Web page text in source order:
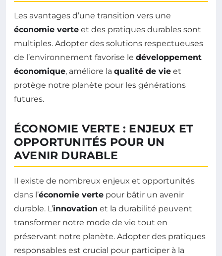
Les avantages d’une transition vers une
économie verte et des pratiques durables sont
multiples. Adopter des solutions respectueuses
de l’environnement favorise le développement
économique, améliore la qualité de vie et
protège notre planète pour les générations
futures.
ÉCONOMIE VERTE : ENJEUX ET
OPPORTUNITÉS POUR UN
AVENIR DURABLE
Il existe de nombreux enjeux et opportunités
dans l’économie verte pour bâtir un avenir
durable. L’innovation et la durabilité peuvent
transformer notre mode de vie tout en
préservant notre planète. Adopter des pratiques
responsables est crucial pour participer à la